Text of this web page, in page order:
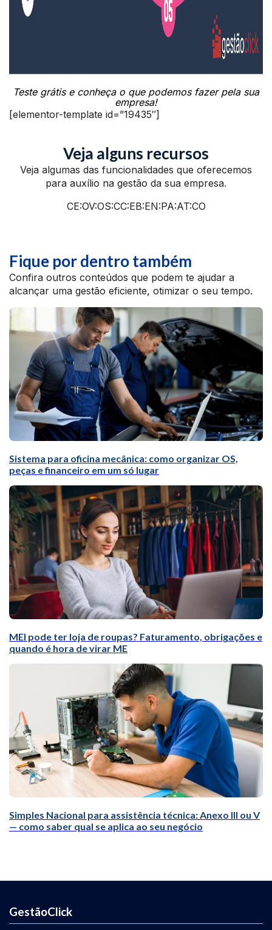
Teste grátis e conheça o que podemos fazer pela sua
empresa!
[elementor-template id=”19435″]
Veja alguns recursos
Veja algumas das funcionalidades que oferecemos
para auxílio na gestão da sua empresa.
CE:OV:OS:CC:EB:EN:PA:AT:CO
Fique por dentro também
Confira outros conteúdos que podem te ajudar a
alcançar uma gestão eficiente, otimizar o seu tempo.
Sistema para oficina mecânica: como organizar OS,
peças e financeiro em um só lugar
MEI pode ter loja de roupas? Faturamento, obrigações e
quando é hora de virar ME
Simples Nacional para assistência técnica: Anexo III ou V
— como saber qual se aplica ao seu negócio
GestãoClick